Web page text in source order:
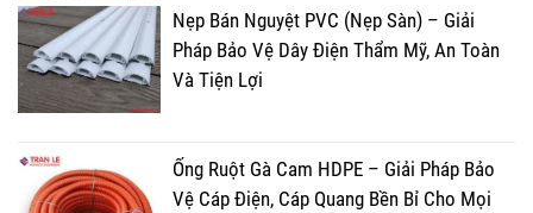
Nẹp Bán Nguyệt PVC (Nẹp Sàn) – Giải
Pháp Bảo Vệ Dây Điện Thẩm Mỹ, An Toàn
Và Tiện Lợi
Ống Ruột Gà Cam HDPE – Giải Pháp Bảo
Vệ Cáp Điện, Cáp Quang Bền Bỉ Cho Mọi